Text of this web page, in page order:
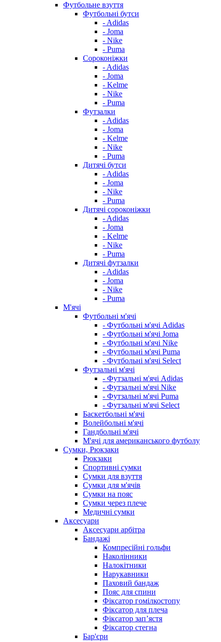
Футбольне взуття
Футбольні бутси
- Adidas
- Joma
- Nike
- Puma
Сороконіжки
- Adidas
- Joma
- Kelme
- Nike
- Puma
Футзалки
- Adidas
- Joma
- Kelme
- Nike
- Puma
Дитячі бутси
- Adidas
- Joma
- Nike
- Puma
Дитячі сороконіжки
- Adidas
- Joma
- Kelme
- Nike
- Puma
Дитячі футзалки
- Adidas
- Joma
- Nike
- Puma
М'ячі
Футбольні м'ячі
- Футбольні м'ячі Adidas
- Футбольні м'ячі Joma
- Футбольні м'ячі Nike
- Футбольні м'ячі Puma
- Футбольні м'ячі Select
Футзальні м'ячі
- Футзальні м'ячі Adidas
- Футзальні м'ячі Nike
- Футзальні м'ячі Puma
- Футзальні м'ячі Select
Баскетбольні м'ячі
Волейбольні м'ячі
Гандбольні м'ячі
М'ячі для американського футболу
Сумки, Рюкзаки
Рюкзаки
Спортивні сумки
Сумки для взуття
Сумки для м'ячів
Сумки на пояс
Сумки через плече
Медичні сумки
Аксесуари
Аксесуари арбітра
Бандажі
Компресійні гольфи
Наколінники
Налокітники
Нарукавники
Паховий бандаж
Пояс для спини
Фіксатор гомілкостопу
Фіксатор для плеча
Фіксатор запʼястя
Фіксатор стегна
Бар'єри